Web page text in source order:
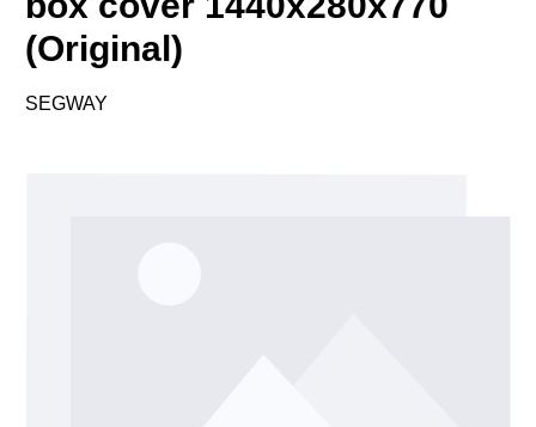
(Original)
SEGWAY